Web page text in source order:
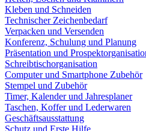
Kleben und Schneiden
Technischer Zeichenbedarf
Verpacken und Versenden
Konferenz, Schulung und Planung
Präsentation und
Schreibtischorganisation
Computer und Smartphone Zubehör
Stempel und Zubehör
Timer, Kalender und Jahresplaner
Taschen, Koffer und Lederwaren
Geschäftsausstattung